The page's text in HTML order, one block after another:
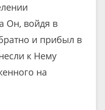
Он, войдя в
и прибыл в
к Нему
на